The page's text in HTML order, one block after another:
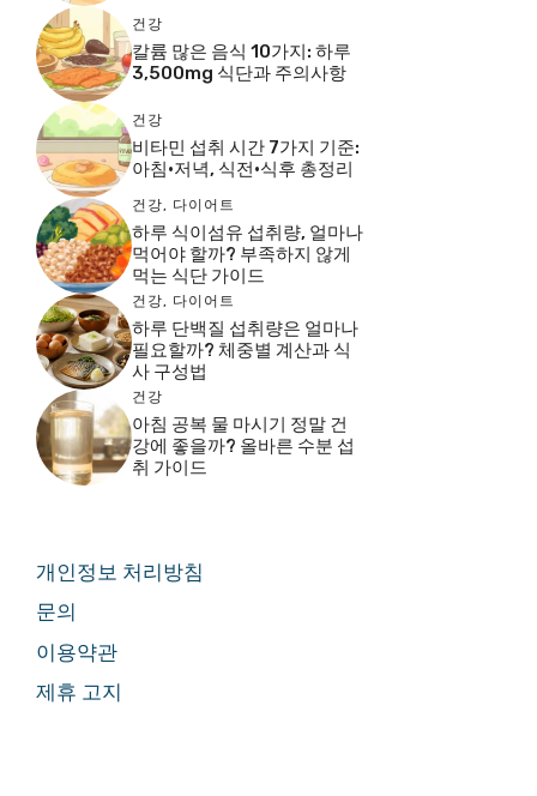
건강
칼륨 많은 음식 10가지: 하루
3,500mg 식단과 주의사항
건강
비타민 섭취 시간 7가지 기준:
아침·저녁, 식전·식후 총정리
건강, 다이어트
하루 식이섬유 섭취량, 얼마나
먹어야 할까? 부족하지 않게
먹는 식단 가이드
건강, 다이어트
하루 단백질 섭취량은 얼마나
필요할까? 체중별 계산과 식
사 구성법
건강
아침 공복 물 마시기 정말 건
강에 좋을까? 올바른 수분 섭
취 가이드
개인정보 처리방침
문의
이용약관
제휴 고지